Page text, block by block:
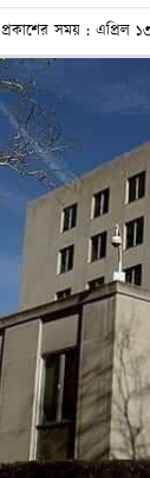
প্রকাশের সময় : এপ্রিল